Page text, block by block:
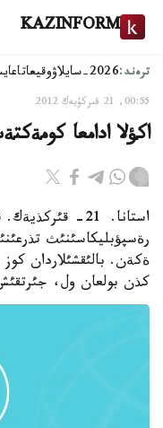
KAZINFORM
ترەند:2026-سايلاۋ وقيعا
00:55, 21 قىركۇيەك 2012
اكؤلا ادامعا
استانا. 21-
رةسپؤبليكاسئنئث
كذن بولعان ول، جئرتقئش